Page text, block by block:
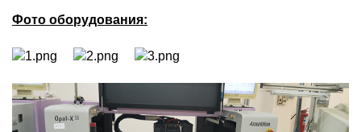
Фото оборудования: